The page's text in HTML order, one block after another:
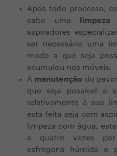
Após todo processo,
cabo uma
limpeza
aspiradores
ser necessário uma
modo a que seja
acumulou nos móveis.
A manutenção do
que seja possível a
relativamente à sua
esta feita seja com
limpeza com água,
a quatro vezes
esfregona húmida e